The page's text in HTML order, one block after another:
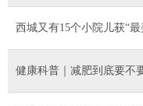
西城又有15个小院儿获“
健康科普｜减肥到底要不